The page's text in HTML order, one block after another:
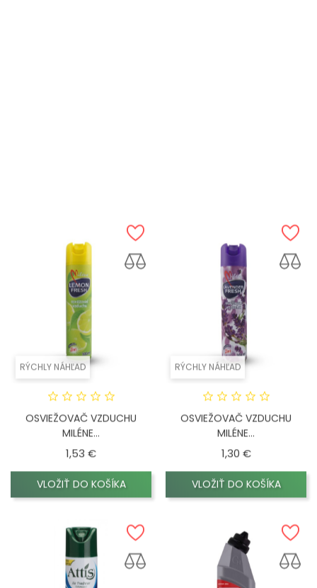
RÝCHLY NÁHĽAD
OSVIEŽOVAČ VZDUCHU
MILÉNE...
1,53 €Cena
VLOŽIŤ DO KOŠÍKA
RÝCHLY NÁHĽAD
OSVIEŽOVAČ VZDUCHU
MILÉNE...
1,30 €Cena
VLOŽIŤ DO KOŠÍKA